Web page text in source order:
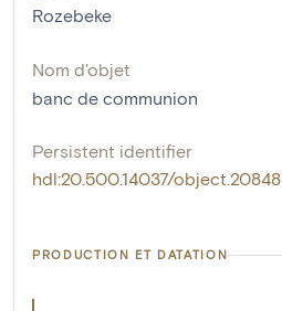
Rozebeke
Nom d'objet
banc de communion
Persistent identifier
hdl:20.500.14037/object.20848
PRODUCTION ET DATATION